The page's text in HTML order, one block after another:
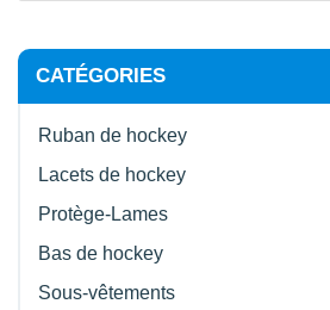
CATÉGORIES
Ruban de hockey
Lacets de hockey
Protège-Lames
Bas de hockey
Sous-vêtements